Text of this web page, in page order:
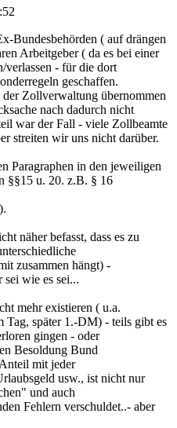
Bundesbehörden ( auf drängen
Arbeitgeber ( da es bei einer
verlassen - für die dort
geschaffen.
Zollverwaltung übernommen
nach dadurch nicht
war der Fall - viele Zollbeamte
streiten wir uns nicht darüber.
Paragraphen in den jeweiligen
§§15 u. 20. z.B. § 16
näher befasst, dass es zu
zusammen hängt) -
wie es sei...
mehr existieren ( u.a.
Tag, später 1.-DM) - teils gibt es
gingen - oder
Besoldung Bund
mit jeder
usw., ist nicht nur
und auch
Fehlern verschuldet..- aber